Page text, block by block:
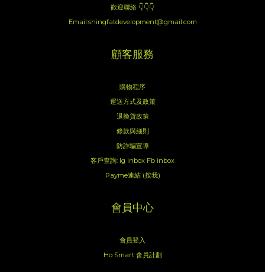
歡迎聯絡 👇👇👇
Email:shingfatdevelopment@gmail.com
顧客服務
購物程序
運送方式及政策
退換貨政策
條款與細則
防詐騙宣導
客戶查詢: Ig inbox Fb inbox
Payme連結 (按我)
會員中心
會員登入
Ho Smart 會員計劃